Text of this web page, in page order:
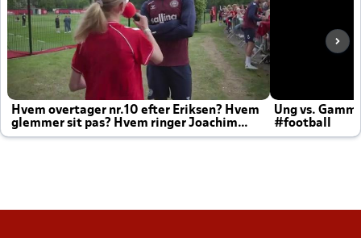
Hvem overtager nr.10 efter Eriksen? Hvem
glemmer sit pas? Hvem ringer Joachim
altid til efter kampe?
Ung vs.
#football